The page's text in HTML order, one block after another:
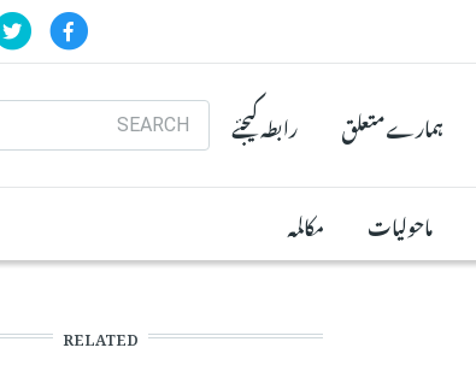
ہمارے متعلق رابطہ کیجئے
Search
ماحولیات مکالمہ
RELATED